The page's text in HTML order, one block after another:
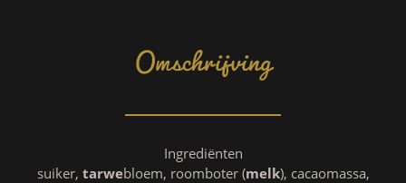
Omschrijving
Ingrediënten
suiker, tarwebloem, roomboter (melk), cacaomassa,